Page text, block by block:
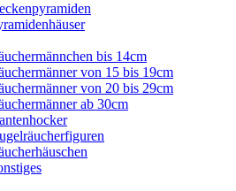
bis 14cm
von 15 bis 19cm
von 20 bis 29cm
ab 30cm